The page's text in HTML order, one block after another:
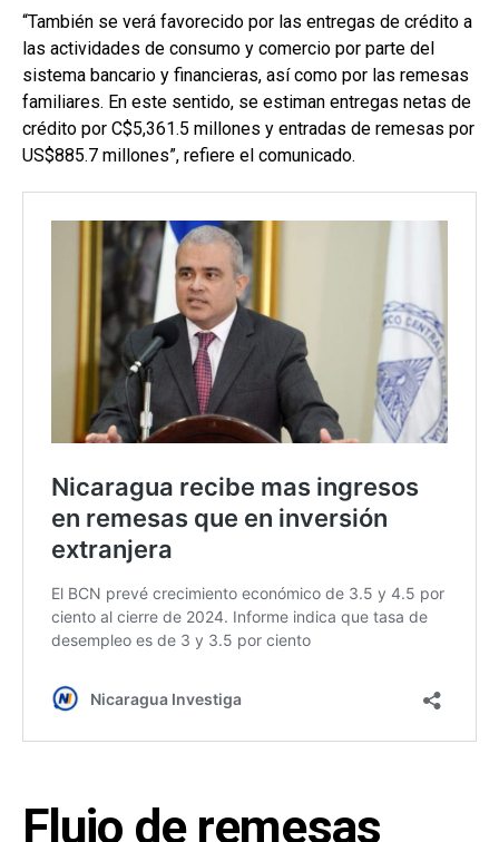
“También se verá favorecido por las entregas de crédito a
las actividades de consumo y comercio por parte del
sistema bancario y financieras, así como por las remesas
familiares. En este sentido, se estiman entregas netas de
crédito por C$5,361.5 millones y entradas de remesas por
US$885.7 millones”, refiere el comunicado.
Flujo de remesas